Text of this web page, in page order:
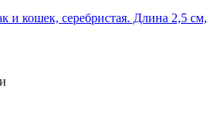
и кошек, серебристая. Длина 2,5 см,